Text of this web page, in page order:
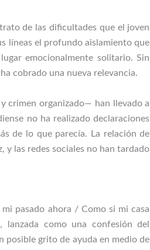
de las dificultades que el joven
líneas el profundo aislamiento que
emocionalmente solitario. Sin
cobrado una nueva relevancia.
crimen organizado— han llevado a
no ha realizado declaraciones
de lo que parecía. La relación de
y las redes sociales no han tardado
pasado ahora / Como si mi casa
como una confesión del
posible grito de ayuda en medio de